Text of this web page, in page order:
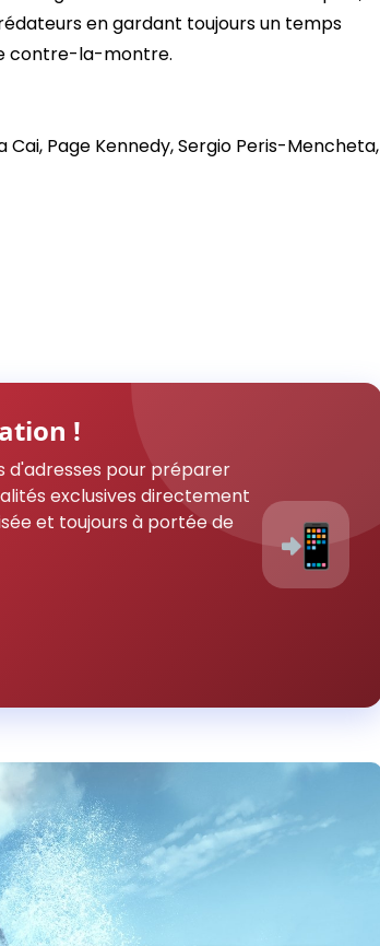
en gardant toujours un temps
contre-la-montre.
Cai, Page Kennedy, Sergio Peris-Mencheta,
!
d'adresses pour préparer
exclusives directement
et toujours à portée de
📲